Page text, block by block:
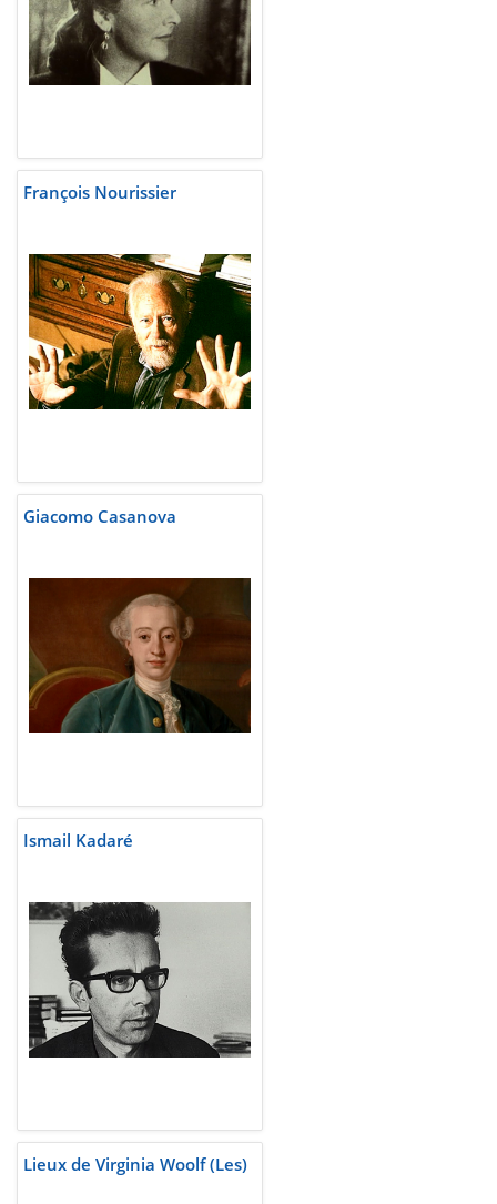
François Nourissier
Giacomo Casanova
Ismail Kadaré
Lieux de Virginia Woolf (Les)